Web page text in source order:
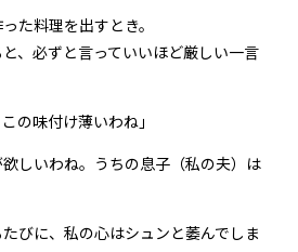
た料理を出すとき。
、必ずと言っていいほど厳しい一言
の味付け薄いわね」
欲しいわね。うちの息子（私の夫）は
びに、私の心はシュンと萎んでしま